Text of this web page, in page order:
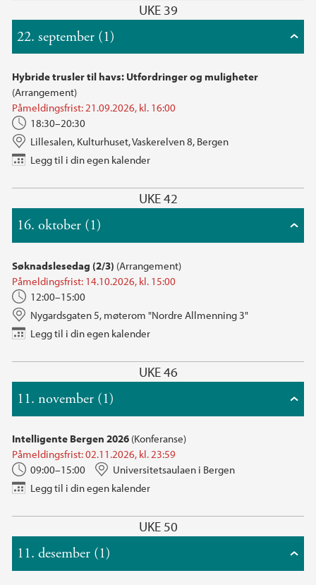
UKE 39
22. september (1)
Hybride trusler til havs: Utfordringer og muligheter
(Arrangement)
Påmeldingsfrist: 21.09.2026, kl. 16:00
18:30–20:30
Lillesalen, Kulturhuset, Vaskerelven 8, Bergen
Legg til i din egen kalender
UKE 42
16. oktober (1)
Søknadslesedag (2/3) (Arrangement)
Påmeldingsfrist: 14.10.2026, kl. 15:00
12:00–15:00
Nygardsgaten 5, møterom "Nordre Allmenning 3"
Legg til i din egen kalender
UKE 46
11. november (1)
Intelligente Bergen 2026 (Konferanse)
Påmeldingsfrist: 02.11.2026, kl. 23:59
09:00–15:00
Universitetsaulaen i Bergen
Legg til i din egen kalender
UKE 50
11. desember (1)